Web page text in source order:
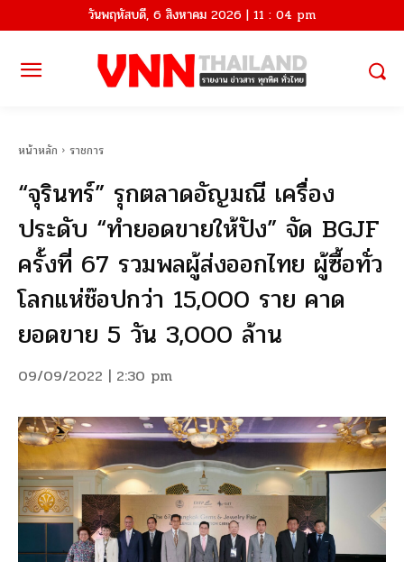
วันพฤหัสบดี, 6 สิงหาคม 2026 | 11 : 04 pm
หน้าหลัก ราชการ
“จุรินทร์” รุกตลาดอัญมณี เครื่อง
ประดับ “ทำยอดขายให้ปัง” จัด BGJF
ครั้งที่ 67 รวมพลผู้ส่งออกไทย ผู้ซื้อทั่ว
โลกแห่ช๊อปกว่า 15,000 ราย คาด
ยอดขาย 5 วัน 3,000 ล้าน
09/09/2022 | 2:30 pm